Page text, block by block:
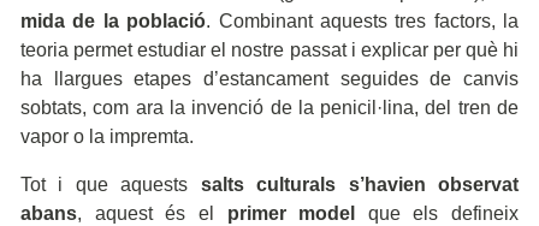
mida de la població. Combinant aquests tres factors, la
teoria permet estudiar el nostre passat i explicar per què hi
ha llargues etapes d’estancament seguides de canvis
sobtats, com ara la invenció de la penicil·lina, del tren de
vapor o la impremta.
Tot i que aquests salts culturals s’havien observat
abans, aquest és el primer model
que els defineix